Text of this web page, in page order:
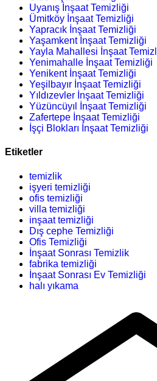
Uyanış İnşaat Temizliği
Ümitköy İnşaat Temizliği
Yapracık İnşaat Temizliği
Yaşamkent İnşaat Temizliği
Yayla Mahallesi İnşaat
Yenimahalle İnşaat Temizliği
Yenikent İnşaat Temizliği
Yeşilbayır İnşaat Temizliği
Yıldızevler İnşaat Temizliği
Yüzüncüyıl İnşaat Temizliği
Zafertepe İnşaat Temizliği
İşçi Blokları İnşaat Temizliği
Etiketler
temizlik
işyeri temizliği
ofis temizliği
villa temizliği
inşaat temizliği
Dış cephe Temizliği
Ofis Temizliği
İnşaat Sonrası Temizlik
fabrika temizliği
İnşaat Sonrası Ev Temizliği
halı yıkama